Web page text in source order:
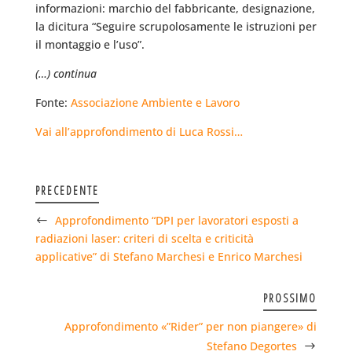
informazioni: marchio del fabbricante, designazione,
la dicitura “Seguire scrupolosamente le istruzioni per
il montaggio e l’uso”.
(…) continua
Fonte: Associazione Ambiente e Lavoro
Vai all’approfondimento di Luca Rossi…
PRECEDENTE
Approfondimento “DPI per lavoratori esposti a
radiazioni laser: criteri di scelta e criticità
applicative” di Stefano Marchesi e Enrico Marchesi
PROSSIMO
Approfondimento «”Rider” per non piangere» di
Stefano Degortes